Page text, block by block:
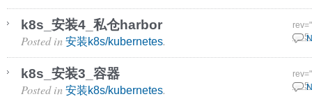
k8s_安装4_私仓harbor
17 5
Posted in 安装k8s/kubernetes.
k8s_安装3_容器
17 5
Posted in 安装k8s/kubernetes.